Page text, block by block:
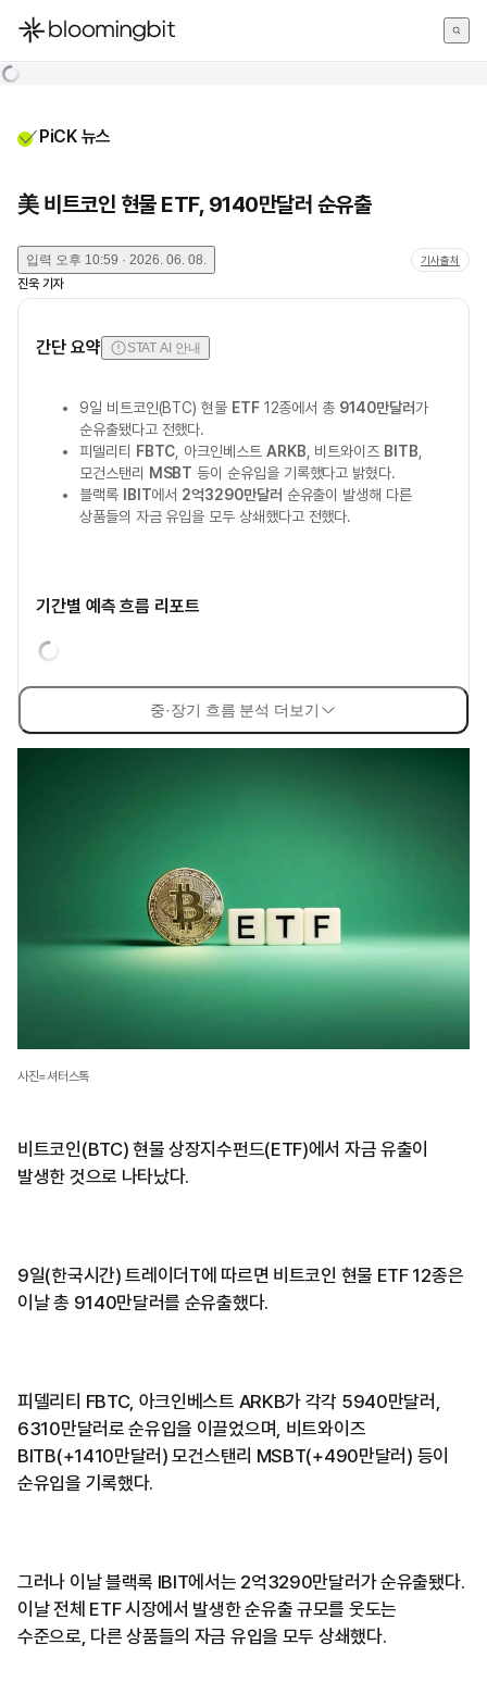
한국어
PiCK 뉴스
美 비트코인 현물 ETF, 9140만달러 순유출
입력 오후 10:59 · 2026. 06. 08. 기사출처
진욱 기자
간단 요약 STAT AI 안내
9일 비트코인(BTC) 현물 ETF12종에서 총 9140만달러가
순유출됐다고 전했다.
피델리티
FBTC , 아크인베스트 ARKB , 비트와이즈 BITB
모건스탠리
MSBT 등이 순유입을 기록했다고 밝혔다.
블랙록
IBIT에서 2억3290만달러 순유출이 발생해 다른
상품들의 자금 유입을 모두 상쇄했다고 전했다.
기간별 예측 흐름 리포트
중·장기 흐름 분석 더보기
사진=셔터스톡
비트코인(BTC) 현물 상장지수펀드(ETF)에서 자금 유출이
발생한 것으로 나타났다.
9일(한국시간) 트레이더T에 따르면 비트코인 현물 ETF 12종은
이날 총 9140만달러를 순유출했다.
피델리티 FBTC, 아크인베스트 ARKB가 각각 5940만달러,
6310만달러로 순유입을 이끌었으며, 비트와이즈
BITB(+1410만달러) 모건스탠리 MSBT(+490만달러) 등이
순유입을 기록했다.
그러나 이날 블랙록 IBIT에서는 2억3290만달러가 순유출됐다.
이날 전체 ETF 시장에서 발생한 순유출 규모를 웃도는
수준으로, 다른 상품들의 자금 유입을 모두 상쇄했다.